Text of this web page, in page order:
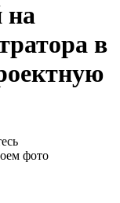
на
в
фото